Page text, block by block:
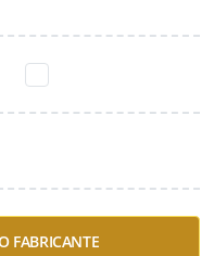
FABRICANTE
Yluminart